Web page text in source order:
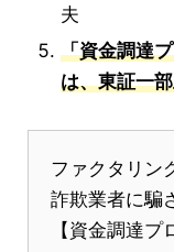
夫
「資金調達
は、東証一
ファクタリン
詐欺業者に騙
【資金調達